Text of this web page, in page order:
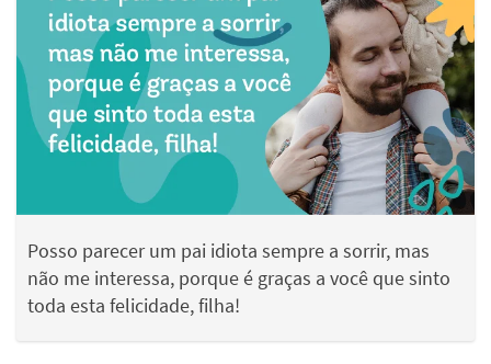
Posso parecer um pai idiota sempre a sorrir, mas
não me interessa, porque é graças a você que sinto
toda esta felicidade, filha!